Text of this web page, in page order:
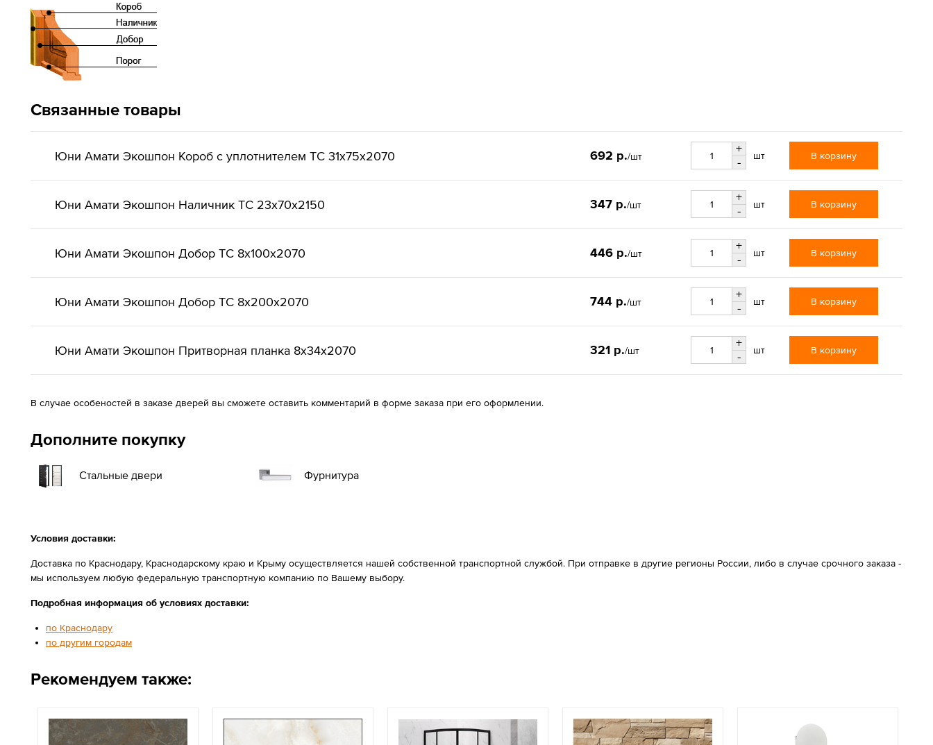
Связанные товары
Юни Амати Экошпон Короб с уплотнителем ТС 31x75x2070 692 р./шт
+
-
шт В корзину
Юни Амати Экошпон Наличник ТС 23x70x2150 347 р./шт
+
-
шт В корзину
Юни Амати Экошпон Добор ТС 8x100x2070 446 р./шт
+
-
шт В корзину
Юни Амати Экошпон Добор ТС 8x200x2070 744 р./шт
+
-
шт В корзину
Юни Амати Экошпон Притворная планка 8х34х2070 321 р./шт
+
-
шт В корзину
В случае особеностей в заказе дверей вы сможете оставить комментарий в форме заказа при его оформлении.
Дополните покупку
Стальные двери Фурнитура
Условия доставки:
Доставка по Краснодару, Краснодарскому краю и Крыму осуществляется нашей собственной транспортной службой. При отправке в другие регионы России, либо в случае срочного заказа -
мы используем любую федеральную транспортную компанию по Вашему выбору.
Подробная информация об условиях доставки:
по Краснодару
по другим городам
Рекомендуем также: